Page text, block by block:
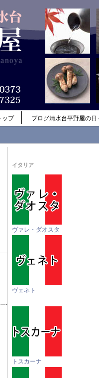
ップ ブログ清水台平野屋の日
-
イタリア
ヴァレ・ダオスタ
ヴェネト
トスカーナ